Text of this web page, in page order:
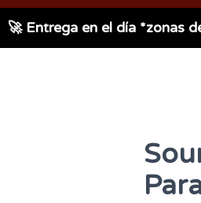
🚀 Entrega en el día *zonas